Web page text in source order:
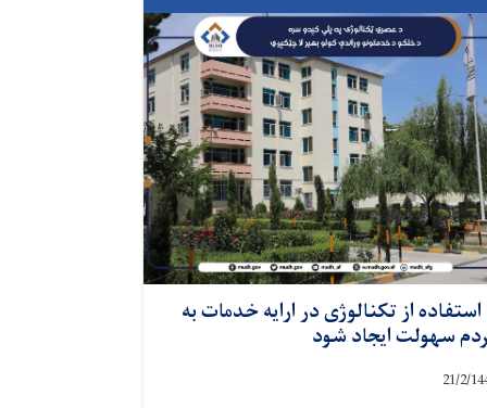
استفاده از تکنالوژی در ارایه خدمات به
سهولت ایجاد شود
21/2/